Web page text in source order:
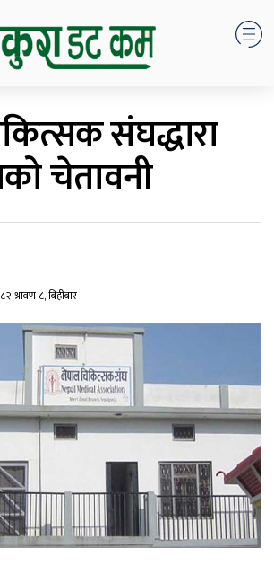
संघद्धारा
चेतावनी
श्रावण ८, बिहीबार